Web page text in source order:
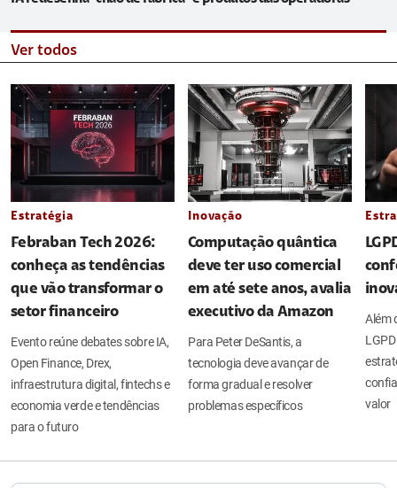
Ver todos
Estratégia
Febraban Tech 2026:
conheça as tendências
que vão transformar o
setor financeiro
Evento reúne debates sobre IA,
Open Finance, Drex,
infraestrutura digital, fintechs e
economia verde e tendências
para o futuro
Inovação
Computação quântica
deve ter uso comercial
em até sete anos, avalia
executivo da Amazon
Para Peter DeSantis, a
tecnologia deve avançar de
forma gradual e resolver
problemas específicos
Além
valor